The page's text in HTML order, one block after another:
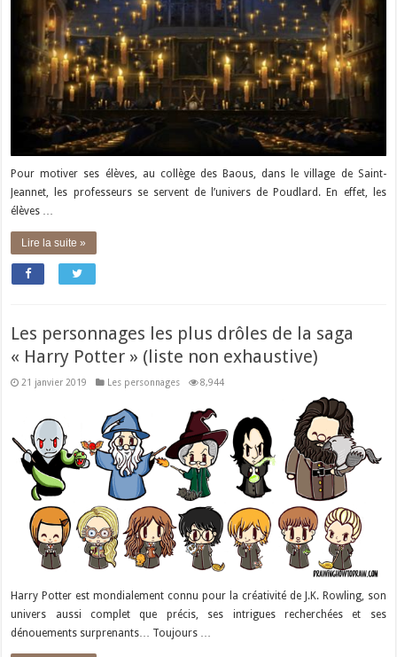
Pour motiver ses élèves, au collège des Baous, dans le village de Saint-
Jeannet, les professeurs se servent de l’univers de Poudlard. En effet, les
élèves …
Lire la suite »
Les personnages les plus drôles de la saga
« Harry Potter » (liste non exhaustive)
21 janvier 2019 Les personnages 8,944
Harry Potter est mondialement connu pour la créativité de J.K. Rowling, son
univers aussi complet que précis, ses intrigues recherchées et ses
dénouements surprenants… Toujours …